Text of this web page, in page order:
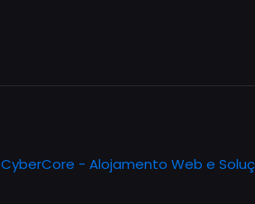
CyberCore - Alojamento Web e